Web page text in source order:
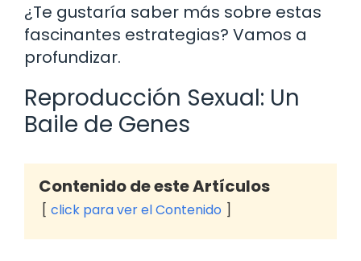
¿Te gustaría saber más sobre estas
fascinantes estrategias? Vamos a
profundizar.
Reproducción Sexual: Un
Baile de Genes
Contenido de este Artículos
click para ver el Contenido